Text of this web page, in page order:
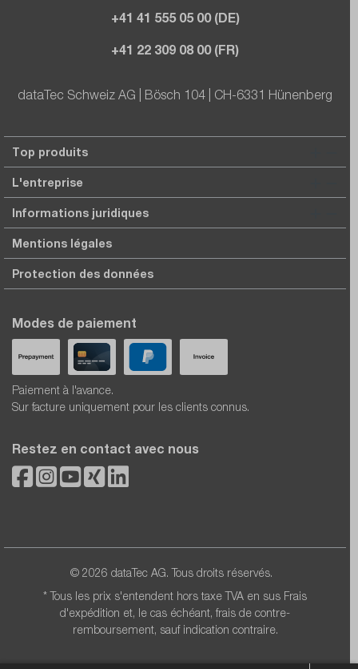
+41 41 555 05 00 (DE)
+41 22 309 08 00 (FR)
dataTec Schweiz AG | Bösch 104 | CH-6331 Hünenberg
Top produits
L'entreprise
Informations juridiques
Mentions légales
Protection des données
Modes de paiement
Paiement à l'avance.
Sur facture uniquement pour les clients connus.
Restez en contact avec nous
© 2026 dataTec AG. Tous droits réservés.
* Tous les prix s'entendent hors taxe TVA en sus Frais
d'expédition et, le cas échéant, frais de contre-
remboursement, sauf indication contraire.